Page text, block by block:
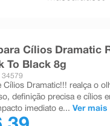
Cílios Dramatic
To Black 8g
34579
Cílios Dramatic!!! realça o
definição precisa e cílios
imediato e... Ver mais